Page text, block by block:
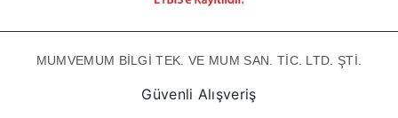
MUMVEMUM BİLGİ TEK. VE MUM SAN. TİC. LTD. ŞTİ.
Güvenli Alışveriş